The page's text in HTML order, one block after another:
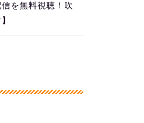
を無料視聴！吹